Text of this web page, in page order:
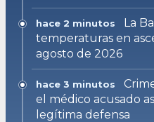
hace 2 minutos
La
temperaturas en
agosto de 2026
hace 3 minutos
el médico acusado
legítima defensa